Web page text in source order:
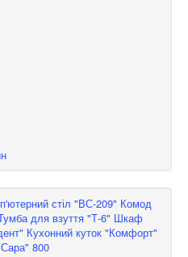
стіл "ВС-209" Комод
для взуття "Т-6" Шкаф
Кухонний куток "Комфорт"
800